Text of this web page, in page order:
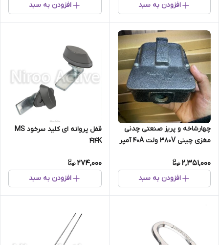
افزودن به سبد افزودن به سبد
چهارشاخه و پریز صنعتی چدنی
مغزی چینی 380V ولت 40A آمپر
2,351,000
افزودن به سبد
قفل پروانه ای کلید سرخود MS
414K
274,000
افزودن به سبد